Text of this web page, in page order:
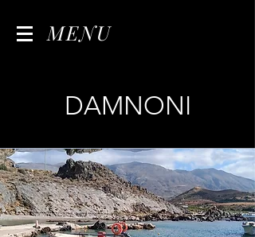
MENU
DAMNONI